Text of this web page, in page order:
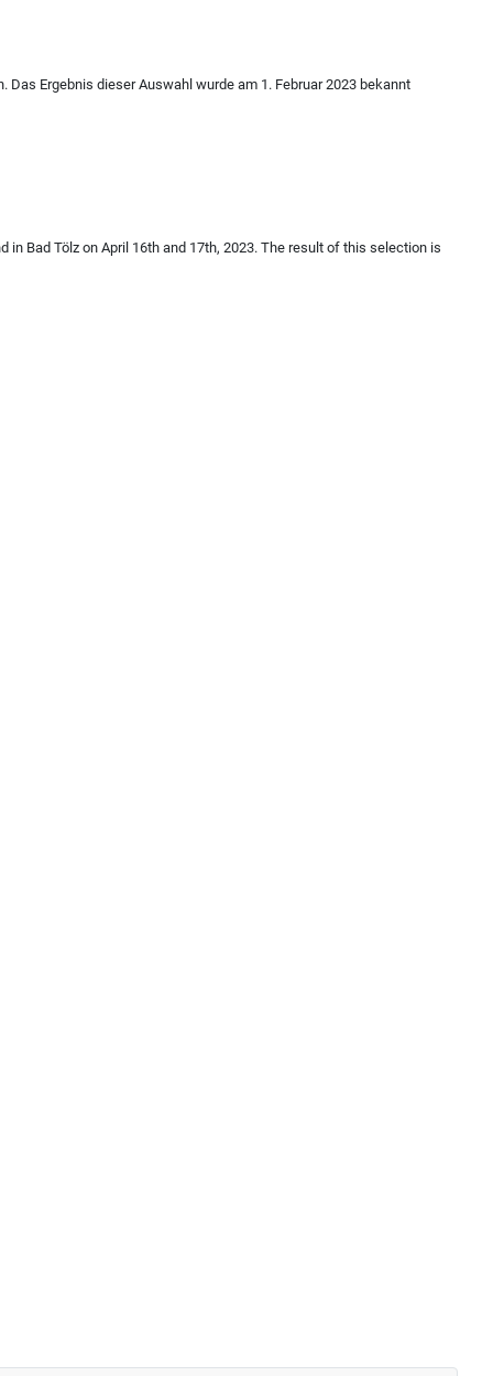
Das Ergebnis dieser Auswahl wurde am 1. Februar 2023 bekannt
Bad Tölz on April 16th and 17th, 2023. The result of this selection is